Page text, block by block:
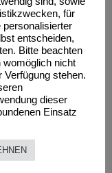
für
personalisierter
entscheiden,
Bitte beachten
womöglich nicht
Verfügung stehen.
dieser
Einsatz